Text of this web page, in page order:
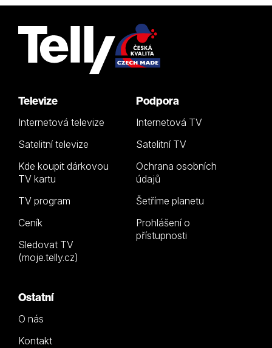
Televize
Internetová televize
Satelitní televize
Kde koupit dárkovou
TV kartu
TV program
Ceník
Sledovat TV
(moje.telly.cz)
Podpora
Internetová TV
Satelitní TV
Ochrana osobních
údajů
Šetříme planetu
Prohlášení o
přístupnosti
Ostatní
O nás
Kontakt